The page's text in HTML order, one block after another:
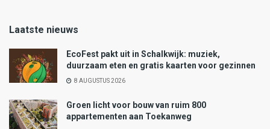
Laatste nieuws
EcoFest pakt uit in Schalkwijk: muziek,
duurzaam eten en gratis kaarten voor gezinnen
8 AUGUSTUS 2026
Groen licht voor bouw van ruim 800
appartementen aan Toekanweg